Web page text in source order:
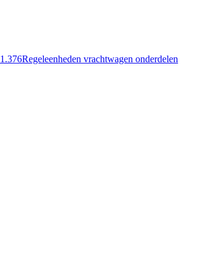
1.376Regeleenheden vrachtwagen onderdelen